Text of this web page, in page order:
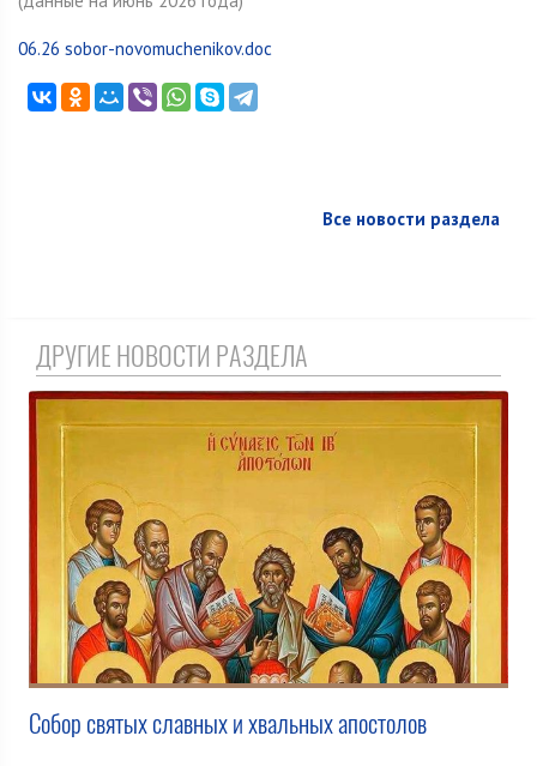
06.26 sobor-novomuchenikov.doc
Все новости раздела
ДРУГИЕ НОВОСТИ РАЗДЕЛА
Собор святых славных и хвальных апостолов